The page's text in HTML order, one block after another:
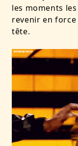
les moments
revenir en
tête.